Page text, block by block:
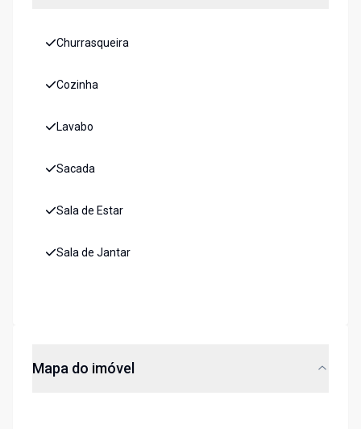
Churrasqueira
Cozinha
Lavabo
Sacada
Sala de Estar
Sala de Jantar
Mapa do imóvel